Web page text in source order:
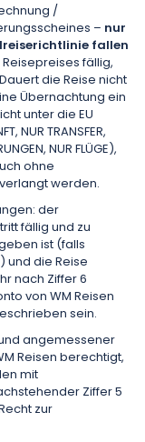
/
– nur
fallen
fällig,
die Reise nicht
Übernachtung ein
unter die EU
NUR TRANSFER,
NUR FLÜGE),
ohne
werden.
der
fällig und zu
ist (falls
und die Reise
nach Ziffer 6
von WM Reisen
sein.
angemessener
Reisen berechtigt,
mit
Ziffer 5
zur